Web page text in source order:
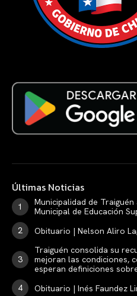
Últimas Noticias
Municipalidad de
Municipal de Educación
Obituario | Nelson Aliro
Traiguén consolida su
mejoran las condiciones,
esperan definiciones
Obituario | Inés Faundez